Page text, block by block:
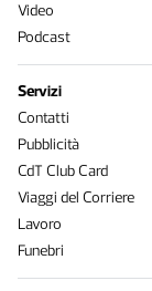
Video
Podcast
Servizi
Contatti
Pubblicità
CdT Club Card
Viaggi del Corriere
Lavoro
Funebri